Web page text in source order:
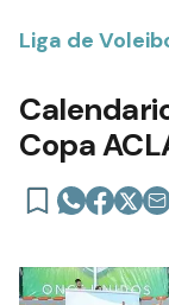
Liga de
Copa